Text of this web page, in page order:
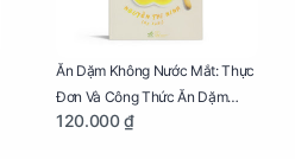
Ăn Dặm Không Nước Mắt: Thực
Đơn Và Công Thức Ăn Dặm
Kiểu Nhật
120.000 ₫